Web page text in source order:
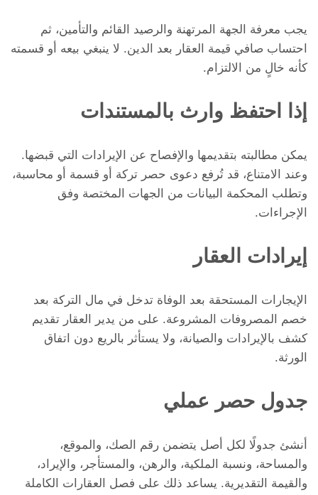
يجب معرفة الجهة المرتهنة والرصيد القائم والتأمين، ثم
احتساب صافي قيمة العقار بعد الدين. لا ينبغي بيعه أو قسمته
كأنه خالٍ من الالتزام.
إذا احتفظ وارث بالمستندات
يمكن مطالبته بتقديمها والإفصاح عن الإيرادات التي قبضها.
وعند الامتناع، قد تُرفع دعوى حصر تركة أو قسمة أو محاسبة،
وتطلب المحكمة البيانات من الجهات المختصة وفق
الإجراءات.
إيرادات العقار
الإيجارات المستحقة بعد الوفاة تدخل في مال التركة بعد
خصم المصروفات المشروعة. على من يدير العقار تقديم
كشف بالإيرادات والصيانة، ولا يستأثر بالريع دون اتفاق
الورثة.
جدول حصر عملي
أنشئ جدولًا لكل أصل يتضمن رقم الصك، والموقع،
والمساحة، ونسبة الملكية، والرهن، والمستأجر، والإيراد،
والقيمة التقديرية. يساعد ذلك على فصل العقارات الكاملة